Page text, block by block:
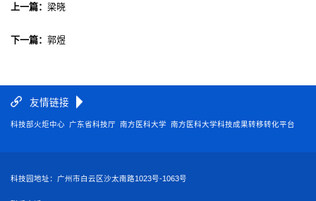
上一篇： 梁晓
下一篇： 郭煜
友情链接
科技部火炬中心 广东省科技厅 南方医科大学 南方医科大学科技成果转移转化平台
科技园地址：广州市白云区沙太南路1023号-1063号